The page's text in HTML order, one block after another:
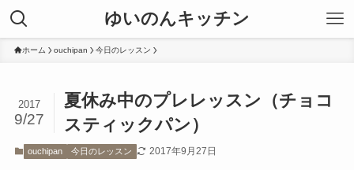
ゆいのんキッチン
ホーム ouchipan 今日のレッスン
夏休み中のプレレッスン（チョコ
スティックパン）
2017
9/27
ouchipan 今日のレッスン 2017年9月27日